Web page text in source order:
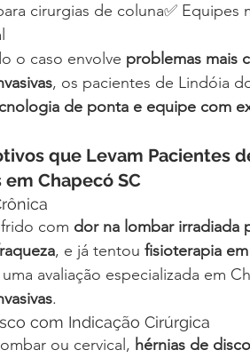
cirurgias de coluna✅ Equipes
o caso envolve problemas mais
, os pacientes de Lindóia
de ponta e equipe com
que Levam Pacientes
Chapecó SC
com dor na lombar irradiada
, e já tentou fisioterapia
avaliação especializada em
.
com Indicação Cirúrgica
ou cervical, hérnias de